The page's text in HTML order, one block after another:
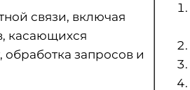
связи, включая
касающихся
обработка запросов и